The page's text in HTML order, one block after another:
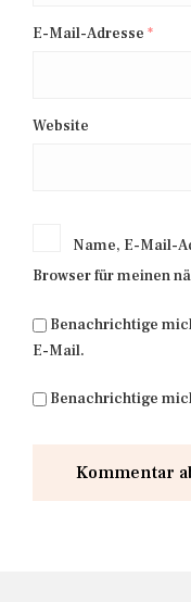
E-Mail-Adresse *
Website
Name, E-Mail-
Browser für meinen
Benachrichtige
E-Mail.
Benachrichtige